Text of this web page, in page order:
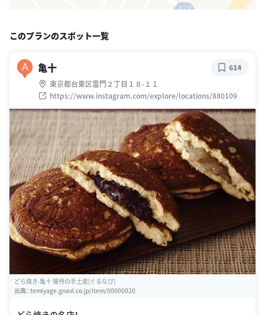
このプランのスポット一覧
A 亀十
東京都台東区雷門２丁目１８-１１
https://www.instagram.com/explore/locations/880109
614
どら焼き-亀十 接待の手土産[ぐるなび]
出典： temiyage.gnavi.co.jp/item/00000020